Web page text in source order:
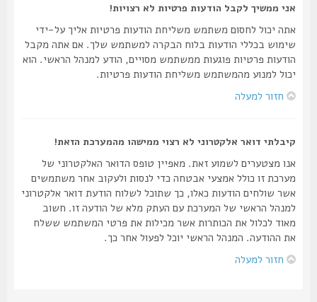
אני ממשיך לקבל הודעות פרטיות לא רצויות!
אתה יכול לחסום משתמש משליחת הודעות פרטיות אליך על-ידי
שימוש בכללי הודעות בלוח הבקרה למשתמש שלך. אם אתה מקבל
הודעות פרטיות פוגעות ממשתמש מסויים, הודע למנהל הראשי. הוא
יכול למנוע מהמשתמש משליחת הודעות פרטיות.
חזור למעלה
קיבלתי דואר אלקטרוני לא רצוי ממישהו מהמערכת הזאת!
אנו מצטערים לשמוע זאת. מאפיין טופס הדואר האלקטרוני של
מערכת זו כולל אמצעי אבטחה כדי לנסות ולעקוב אחר משתמשים
אשר שולחים הודעות כאלו, כך שתוכל לשלוח הודעת דואר אלקטרוני
למנהל הראשי של המערכת עם העתק מלא של הודעה זו. חשוב
מאוד לכלול את הכותרות אשר מכילות את פרטי המשתמש ששלח
את ההודעה. המנהל הראשי יוכל לפעול אחר כך.
חזור למעלה